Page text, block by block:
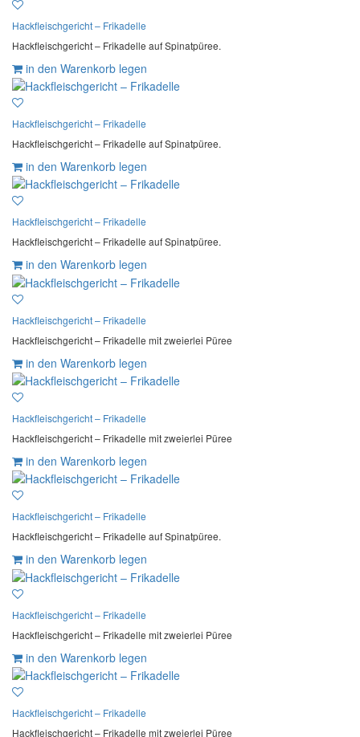
Hackfleischgericht – Frikadelle
Hackfleischgericht – Frikadelle auf Spinatpüree.
in den Warenkorb legen
Hackfleischgericht – Frikadelle
Hackfleischgericht – Frikadelle auf Spinatpüree.
in den Warenkorb legen
Hackfleischgericht – Frikadelle
Hackfleischgericht – Frikadelle auf Spinatpüree.
in den Warenkorb legen
Hackfleischgericht – Frikadelle
Hackfleischgericht – Frikadelle mit zweierlei Püree
in den Warenkorb legen
Hackfleischgericht – Frikadelle
Hackfleischgericht – Frikadelle mit zweierlei Püree
in den Warenkorb legen
Hackfleischgericht – Frikadelle
Hackfleischgericht – Frikadelle auf Spinatpüree.
in den Warenkorb legen
Hackfleischgericht – Frikadelle
Hackfleischgericht – Frikadelle mit zweierlei Püree
in den Warenkorb legen
Hackfleischgericht – Frikadelle
Hackfleischgericht – Frikadelle mit zweierlei Püree